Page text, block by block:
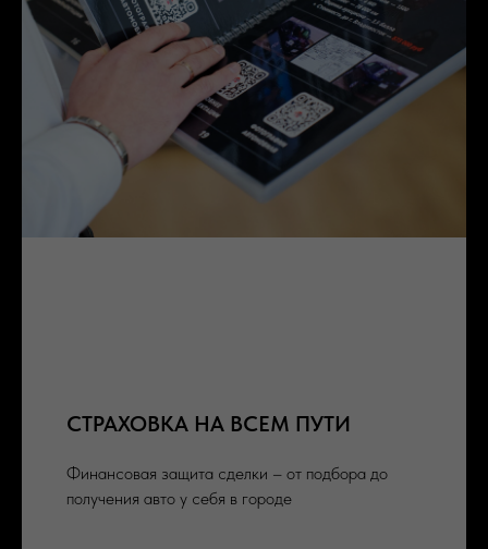
СТРАХОВКА НА ВСЕМ ПУТИ
Финансовая защита сделки – от подбора до
получения авто у себя в городе